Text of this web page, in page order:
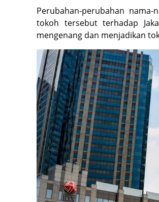
Perubahan-perubahan
tokoh tersebut terhadap
mengenang dan menjadikan